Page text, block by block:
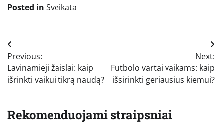
Posted in Sveikata
Navigacija
tarp
įrašų
Previous:
Lavinamieji žaislai: kaip
išrinkti vaikui tikrą naudą?
Next:
Futbolo vartai vaikams: kaip
išsirinkti geriausius kiemui?
Rekomenduojami straipsniai